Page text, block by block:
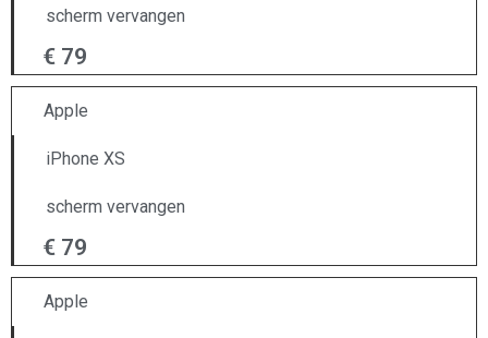
scherm vervangen
€ 79
Apple
iPhone XS
scherm vervangen
€ 79
Apple